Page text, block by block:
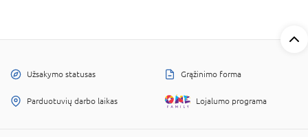
Užsakymo statusas Grąžinimo forma
Parduotuvių darbo laikas Lojalumo programa